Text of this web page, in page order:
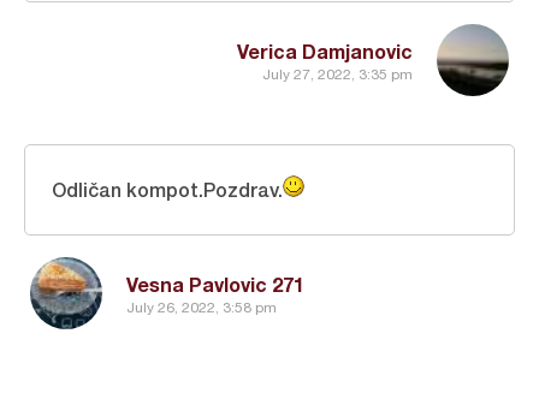
Verica Damjanovic
July 27, 2022, 3:35 pm
Vesna Pavlovic 271
July 26, 2022, 3:58 pm
Odličan kompot.Pozdrav.